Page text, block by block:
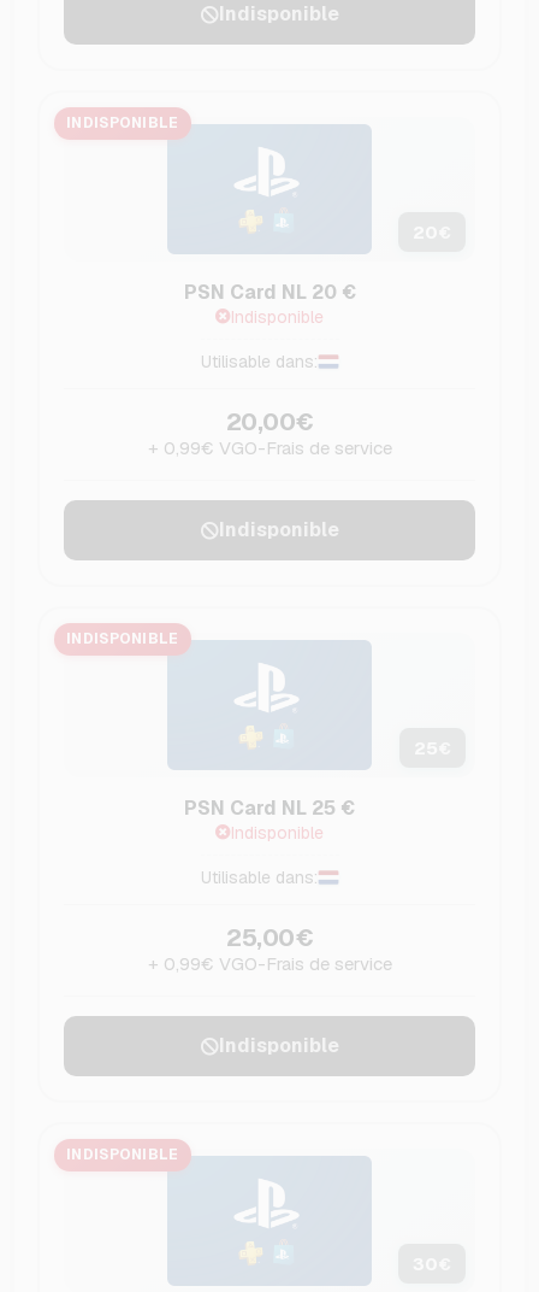
Indisponible
INDISPONIBLE
PSN Card NL 20 €
Indisponible
Utilisable dans:
20,00€
+ 0,99€ VGO-Frais de service
Indisponible
INDISPONIBLE
PSN Card NL 25 €
Indisponible
Utilisable dans:
25,00€
+ 0,99€ VGO-Frais de service
Indisponible
INDISPONIBLE